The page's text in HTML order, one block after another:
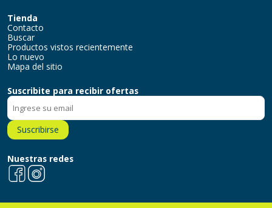
Tienda
Contacto
Buscar
Productos vistos recientemente
Lo nuevo
Mapa del sitio
Suscribite para recibir ofertas
Suscribirse
Nuestras redes
FacebookInstagram